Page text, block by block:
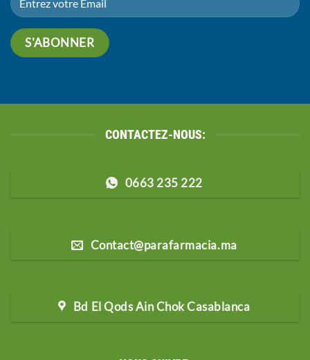
CONTACTEZ-NOUS:
0663 235 222
Contact@parafarmacia.ma
Bd El Qods Ain Chok Casablanca